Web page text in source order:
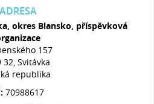
ADRESA
okres Blansko, příspěvková
157
32, Svitávka
republika
70988617